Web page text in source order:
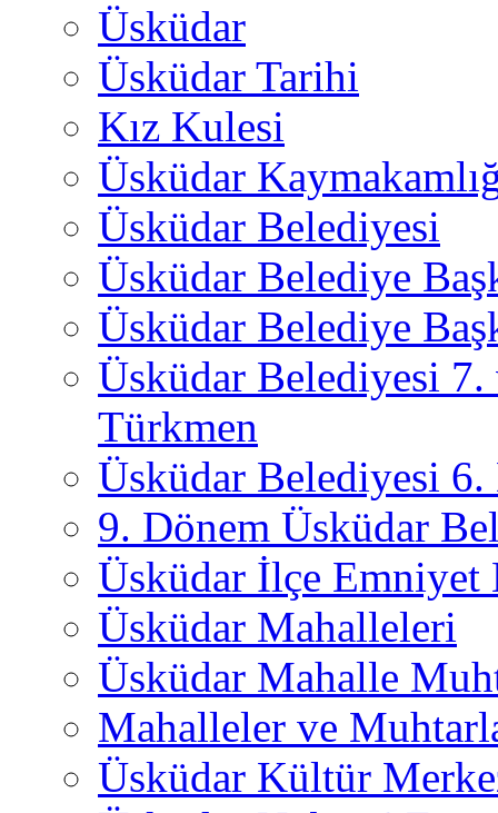
Üsküdar
Üsküdar Tarihi
Kız Kulesi
Üsküdar
Üsküdar Belediyesi
Üsküdar Belediye
Üsküdar Belediye
Üsküdar Belediyesi
Türkmen
Üsküdar Belediyesi 6.
9. Dönem Üsküdar
Üsküdar İlçe
Üsküdar Mahalleleri
Üsküdar Mahalle
Mahalleler ve
Üsküdar Kültür